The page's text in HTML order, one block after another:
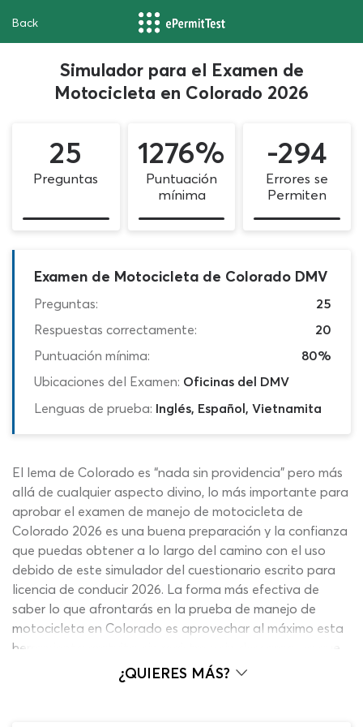
Back
Simulador para el Examen de
Motocicleta en Colorado 2026
25
Preguntas
1276%
Puntuación
mínima
-294
Errores se
Permiten
Examen de Motocicleta de Colorado DMV
Preguntas:
25
Respuestas correctamente:
20
Puntuación mínima:
80%
Ubicaciones del Examen: Oficinas del DMV
Lenguas de prueba: Inglés, Español, Vietnamita
El lema de Colorado es “nada sin providencia” pero más
allá de cualquier aspecto divino, lo más importante para
aprobar el examen de manejo de motocicleta de
Colorado 2026 es una buena preparación y la confianza
que puedas obtener a lo largo del camino con el uso
debido de este simulador del cuestionario escrito para
licencia de conducir 2026. La forma más efectiva de
saber lo que afrontarás en la prueba de manejo de
motocicleta en Colorado es aprovechar al máximo esta
herramienta gratuita, sin registro y sin descarga, ya que
presenta el mismo formato, preguntas reales, imágenes
precisas y un sistema de calificación que te indicará
¿QUIERES MÁS?